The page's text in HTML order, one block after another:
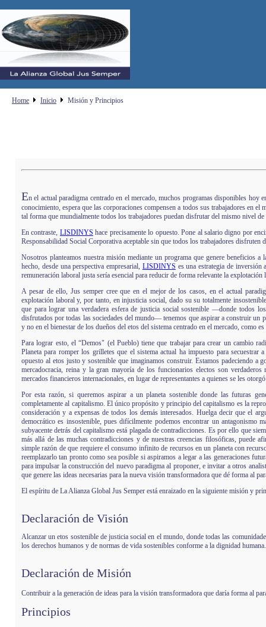
En el actual paradigma centrado en el mercado, muchos programas disponibles hoy
conocimiento, espera que las corporaciones compensen a todos sus trabajadores en
tal forma que mundialmente todos los trabajadores puedan disfrutar del mismo nivel
En contraste, LISDINYS hace precisamente lo opuesto. Pone al salario digno por
Responsabilidad Social Corporativa aceptable sin que todos los trabajadores disfruten
Nosotros planteamos nuestra misión mediante un programa que genere beneficios
hecho, desde una perspectiva empresarial, LISDINYS es una estrategia de
remuneración laboral justa sería esencial para reducir de forma relevante la
A pesar de ello, Jus semper cree que en el mejor de los casos, en el actual
explotación laboral y, por tanto, en injusticia social, dado su su totalmente
que para lograr una verdadera esfera de justicia social sostenible —donde todos
disfrutados por todas las sociedades del mundo— tenemos que aspirar a construir un
y no en el bienestar de los dueños del etos del sistema centrado en el mercado, como
Para lograr esto, el “Demos" (el Pueblo) tiene que trabajar para crear un cambio
Planeta para romper los grilletes que el sistema actual ha impuesto para
opuesto al etos justo y sostenible que imaginamos construir. Estamos padeciendo a
mercadocracia, reina y la gran mayoría de los funcionarios electos son
mercados financieros internacionales, en lugar de representantes a quienes se les
Por esta razón, si queremos aspirar a un planeta sostenible donde las futuras
completamente al capitalismo. El único propósito y principio del capitalismo es la
consideración y a expensas de todos los demás interesados. Huelga decir que el
democrático es insostenible, pues difícilmente podemos encontrar un
subyacente detrás del capitalismo está plagada de contradicciones. Es por ello que
más allá de las muchas contradicciones y de nuestras creencias filosóficas, puede
simple razón de que requiere el consumo infinito de recursos en un planeta con
reemplazarlo tan pronto como sea posible si aspiramos a legar a las generaciones
para impulsar la construcción del nuevo paradigma al proponer, e invitar a otros
que genere las ideas necesarias para la nueva visión transformadora que dé forma al
El espíritu de La Alianza Global Jus Semper está enraizado en la siguiente misión y
Declaración de Visión
Alcanzar un etos sostenible de justicia social en el mundo, donde todas las
los derechos humanos y de normas de vida sostenibles conforme a la dignidad humana.
Declaración de Misión
Contribuir a la generación de ideas para la visión transformadora que daría forma al
Principios
Home Inicio Misión y Principios